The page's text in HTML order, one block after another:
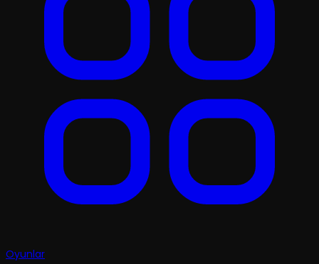
Oyunlar